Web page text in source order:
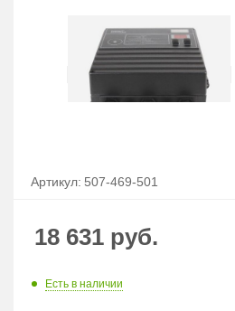
Артикул: 507-469-501
18 631 руб.
Есть в наличии